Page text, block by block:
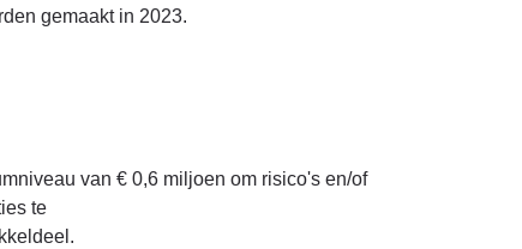
gemaakt in 2023.
van € 0,6 miljoen om risico's en/of
te